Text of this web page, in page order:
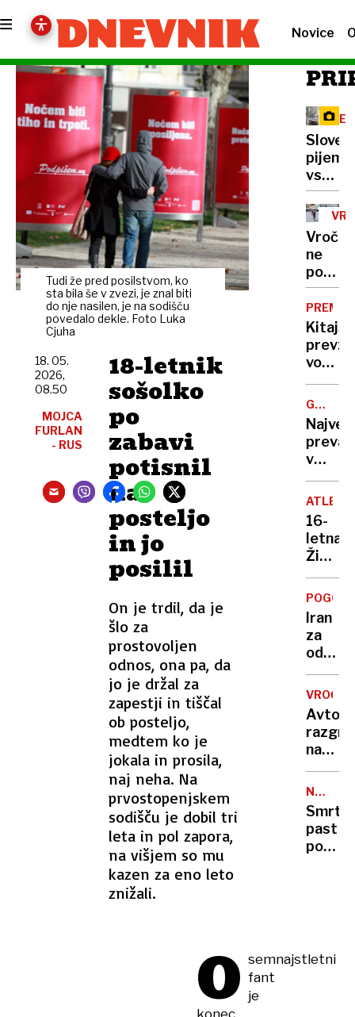
Novice
Tudi že pred posilstvom, ko
sta bila še v zvezi, je znal biti
do nje nasilen, je na sodišču
povedalo dekle. Foto Luka
Cjuha
18-letnik
sošolko
po
zabavi
potisnil
na
posteljo
in jo
posilil
On je trdil, da je
šlo za
prostovoljen
odnos, ona pa, da
jo je držal za
zapestji in tiščal
ob posteljo,
medtem ko je
jokala in prosila,
naj neha. Na
prvostopenjskem
sodišču je dobil tri
leta in pol zapora,
na višjem so mu
kazen za eno leto
znižali.
18. 05.
2026,
08.50
MOJCA
FURLAN
- RUS
O semnajstletni
fant
je
konec
pijemo
vse
manj
mleka,
pa
se
nekoč
izdelki
ne
do
konca
tedna
tudi
do
dežja
ni na
vidiku
PREMIK
vodilno
vlogo
tudi
pri
zdravil:
»Leta
2030
bodo
moji
Kitajci,
GREGOR
v
ljudem
državo,
ki
sploh
ni
16-
letna
Živa
Remic
v
teku
na
800
Iran
za
ožine
vojne,
sankcij
…
Avto,
na
soncu?
S
tem
15-
trikom
s
NA
CESTAH
past
pod
rešitev
že